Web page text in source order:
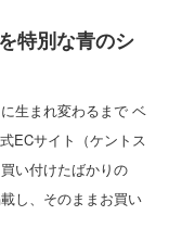
特別な青のシ
生まれ変わるまで ベ
ECサイト（ケントス
い付けたばかりの
し、そのままお買い